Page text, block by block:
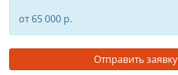
от 65 000 р.
Отправить заявку